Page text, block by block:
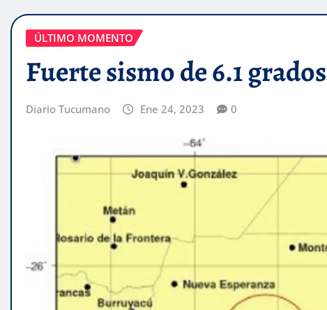
ÚLTIMO MOMENTO
Fuerte sismo de 6.1
Diario Tucumano Ene 24, 2023 0